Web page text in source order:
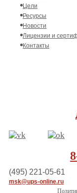
Цели
Ресурсы
Новости
Лицензии и
Контакты
(495) 221-05-61
msk@ups-online.ru